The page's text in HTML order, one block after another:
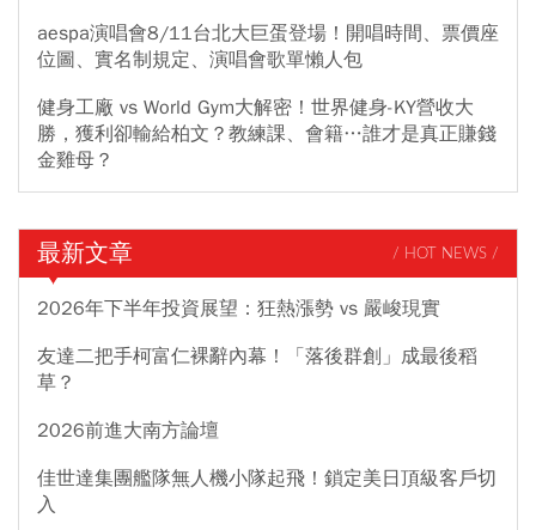
aespa演唱會8/11台北大巨蛋登場！開唱時間、票價座
位圖、實名制規定、演唱會歌單懶人包
健身工廠 vs World Gym大解密！世界健身-KY營收大
勝，獲利卻輸給柏文？教練課、會籍…誰才是真正賺錢
金雞母？
最新文章 / HOT NEWS /
2026年下半年投資展望：狂熱漲勢 vs 嚴峻現實
友達二把手柯富仁裸辭內幕！「落後群創」成最後稻
草？
2026前進大南方論壇
佳世達集團艦隊無人機小隊起飛！鎖定美日頂級客戶切
入